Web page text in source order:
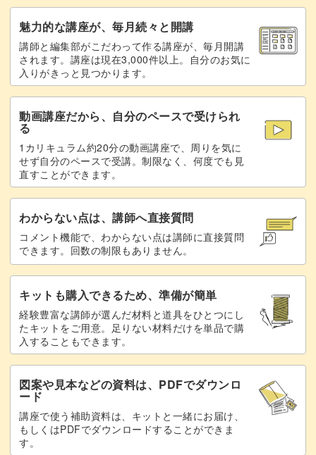
たくさん知識を得ながらも、小さい作品なので短時間で完
成できるのが魅力です◎
細かい部分もありますが、初心者さんにもわかりやすいよ
う丁寧に説明していますのでご安心ください。
「手編みははじめてだけど、いろんな編み方を知りたい」
という方にもぴったりな内容となっています。
また、ルームシューズは2つで1セット。
1つ目で学習したことが2つ目を作るときに復習できるの
で、だんだん上達するのが実感できますよ♪
仕上げのポンポンでかわいさアップ！
シンプルなルームシューズですが、最後にポンポンをつけ
魅力的な講座が、毎月続々と開講
講師と編集部がこだわって作る講座が、毎月開講
されます。講座は現在3,000件以上。自分のお気に
入りがきっと見つかります。
動画講座だから、自分のペースで受けられ
る
1カリキュラム約20分の動画講座で、周りを気に
せず自分のペースで受講。制限なく、何度でも見
直すことができます。
わからない点は、講師へ直接質問
コメント機能で、わからない点は講師に直接質問
できます。回数の制限もありません。
キットも購入できるため、準備が簡単
経験豊富な講師が選んだ材料と道具をひとつにし
たキットをご用意。足りない材料だけを単品で購
入することもできます。
図案や見本などの資料は、PDFでダウンロ
ード
講座で使う補助資料は、キットと一緒にお届け、
もしくはPDFでダウンロードすることができま
す。